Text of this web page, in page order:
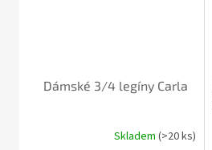
Dámské 3/4 legíny Carla
Skladem (>20 ks)